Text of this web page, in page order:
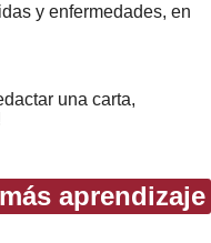
y enfermedades, en
una carta,
aprendizaje